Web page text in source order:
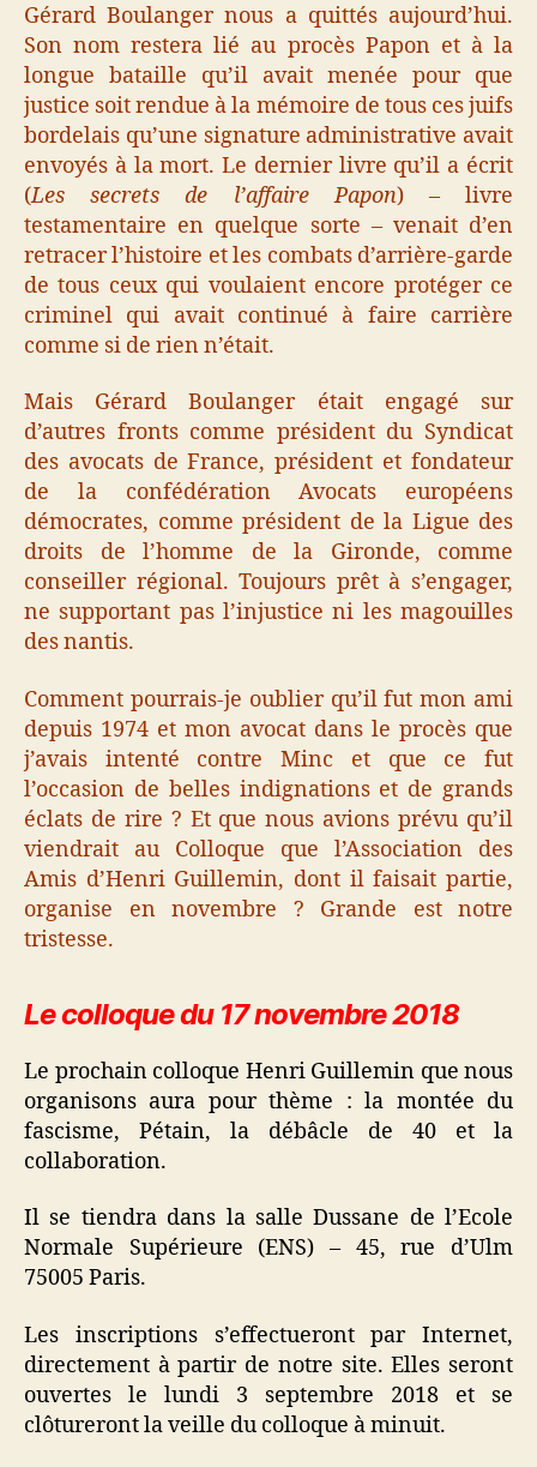
Gérard Boulanger nous a quittés aujourd’hui.
Son nom restera lié au procès Papon et à la
longue bataille qu’il avait menée pour que
justice soit rendue à la mémoire de tous ces juifs
bordelais qu’une signature administrative avait
envoyés à la mort. Le dernier livre qu’il a écrit
(Les secrets de l’affaire Papon) – livre
testamentaire en quelque sorte – venait d’en
retracer l’histoire et les combats d’arrière-garde
de tous ceux qui voulaient encore protéger ce
criminel qui avait continué à faire carrière
comme si de rien n’était.
Mais Gérard Boulanger était engagé sur
d’autres fronts comme président du Syndicat
des avocats de France, président et fondateur
de la confédération Avocats européens
démocrates, comme président de la Ligue des
droits de l’homme de la Gironde, comme
conseiller régional. Toujours prêt à s’engager,
ne supportant pas l’injustice ni les magouilles
des nantis.
Comment pourrais-je oublier qu’il fut mon ami
depuis 1974 et mon avocat dans le procès que
j’avais intenté contre Minc et que ce fut
l’occasion de belles indignations et de grands
éclats de rire ? Et que nous avions prévu qu’il
viendrait au Colloque que l’Association des
Amis d’Henri Guillemin, dont il faisait partie,
organise en novembre ? Grande est notre
tristesse.
Le colloque du 17 novembre 2018
Le prochain colloque Henri Guillemin que nous
organisons aura pour thème : la montée du
fascisme, Pétain, la débâcle de 40 et la
collaboration.
Il se tiendra dans la salle Dussane de l’Ecole
Normale Supérieure (ENS) – 45, rue d’Ulm
75005 Paris.
Les inscriptions s’effectueront par Internet,
directement à partir de notre site. Elles seront
ouvertes le lundi 3 septembre 2018 et se
clôtureront la veille du colloque à minuit.